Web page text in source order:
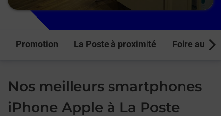
Promotion La Poste à proximité Foire aux
Nos meilleurs smartphones
iPhone Apple à La Poste